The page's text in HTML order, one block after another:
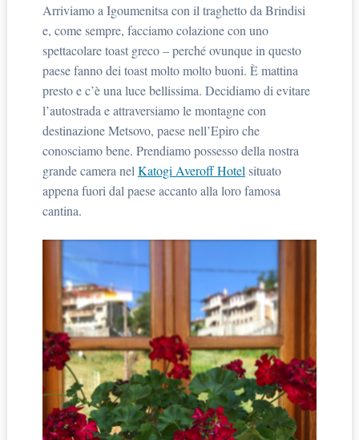
Arriviamo a Igoumenitsa con il traghetto da Brindisi
e, come sempre, facciamo colazione con uno
spettacolare toast greco – perché ovunque in questo
paese fanno dei toast molto molto buoni. È mattina
presto e c’è una luce bellissima. Decidiamo di evitare
l’autostrada e attraversiamo le montagne con
destinazione Metsovo, paese nell’Epiro che
conosciamo bene. Prendiamo possesso della nostra
grande camera nel Katogi Averoff Hotel situato
appena fuori dal paese accanto alla loro famosa
cantina.